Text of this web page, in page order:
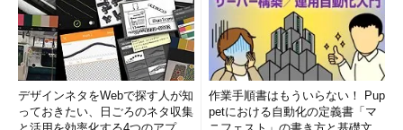
デザインネタをWebで探す人が知
っておきたい、日ごろのネタ収集
作業手順書はもういらない！ Pup
petにおける自動化の定義書「マ